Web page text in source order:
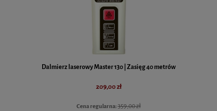
Dalmierz laserowy Master 130 | Zasięg 40 metrów
209,00 zł
Cena regularna:359,00 zł